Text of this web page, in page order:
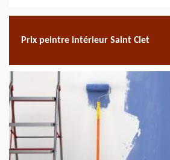
Prix peintre intérieur Saint Clet